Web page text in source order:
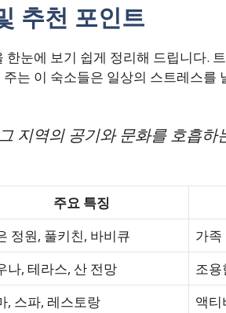
추천 포인트
한눈에 보기 쉽게 정리해 드립니다.
는 이 숙소들은 일상의 스트레스를
지역의 공기와 문화를 호흡하
주요 특징
정원, 풀키친, 바비큐
가족
나, 테라스, 산 전망
조용
, 스파, 레스토랑 액티